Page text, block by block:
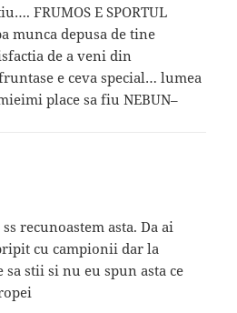
FRUMOS E SPORTUL
munca depusa de tine
de a veni din
e ceva special… lumea
place sa fiu NEBUN–
recunoastem asta. Da ai
cu campionii dar la
stii si nu eu spun asta ce